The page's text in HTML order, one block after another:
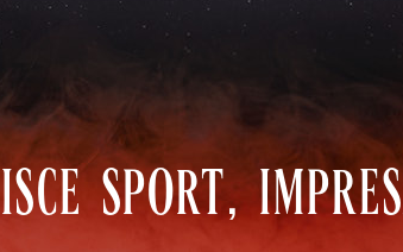
SPORT,